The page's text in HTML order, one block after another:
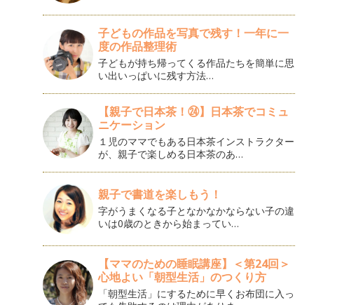
子どもの作品を写真で残す！一年に一
度の作品整理術
子どもが持ち帰ってくる作品たちを簡単に思
い出いっぱいに残す方法…
【親子で日本茶！㉔】日本茶でコミュ
ニケーション
１児のママでもある日本茶インストラクター
が、親子で楽しめる日本茶のあ…
親子で書道を楽しもう！
字がうまくなる子となかなかならない子の違
いは0歳のときから始まってい…
【ママのための睡眠講座】＜第24回＞
心地よい「朝型生活」のつくり方
「朝型生活」にするために早くお布団に入っ